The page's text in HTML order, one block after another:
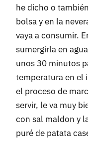
he dicho o
bolsa y en la
vaya a consumir.
sumergirla en
unos 30 minutos
temperatura en el
el proceso de
servir, le va muy
con sal maldon y
puré de patata